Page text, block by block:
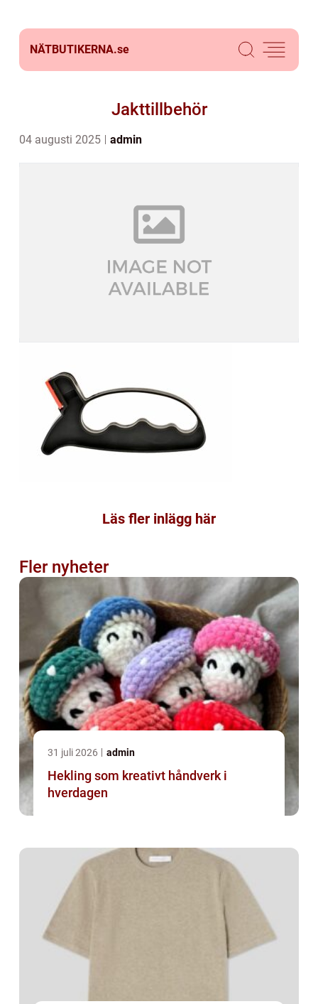
NÄTBUTIKERNA.se
Jakttillbehör
04 augusti 2025 admin
Läs fler inlägg här
Fler nyheter
31 juli 2026 admin
Hekling som kreativt håndverk i
hverdagen